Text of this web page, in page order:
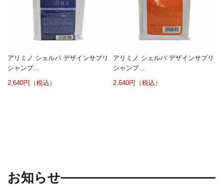
アリミノ シェルパ デザインサプリ
シャンプ...
2,640円（税込）
アリミノ シェルパ デザインサプリ
シャンプ...
2,640円（税込）
お知らせ